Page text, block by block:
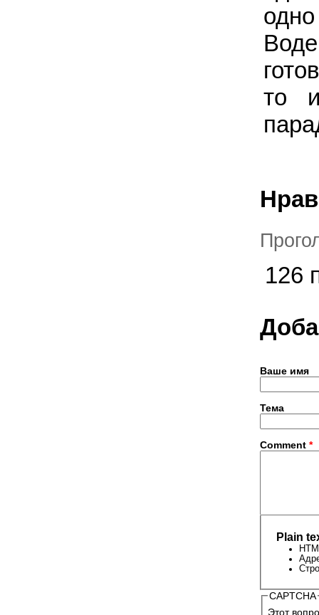
то
126
Ваше имя
Тема
Comment *
Plain
CAPTCHA
Этот